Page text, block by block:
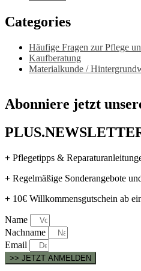
Categories
Häufige Fragen zur Pflege
Kaufberatung
Materialkunde /
Abonniere jetzt
+ Pflegetipps &
+ Regelmäßige Sonderangebote
+ 10€ Willkommensgutschein ab
Name
Nachname
Email
>> JETZT ANMELDEN